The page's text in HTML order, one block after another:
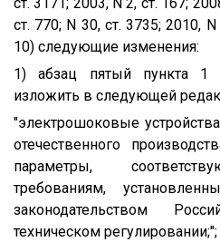
ст. 770; N 30, ст. 3735; 2010,
10) следующие изменения:
1) абзац пятый пункта 1
изложить в следующей
"электрошоковые
отечественного
параметры,
требованиям,
законодательством
техническом регулировании;";